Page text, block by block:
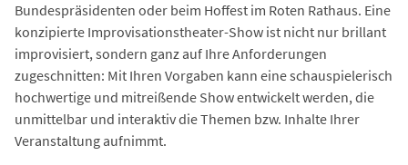
Bundespräsidenten oder beim Hoffest im Roten Rathaus. Eine
konzipierte Improvisationstheater-Show ist nicht nur brillant
improvisiert, sondern ganz auf Ihre Anforderungen
zugeschnitten: Mit Ihren Vorgaben kann eine schauspielerisch
hochwertige und mitreißende Show entwickelt werden, die
unmittelbar und interaktiv die Themen bzw. Inhalte Ihrer
Veranstaltung aufnimmt.